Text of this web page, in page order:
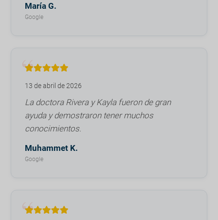
María G.
Google
13 de abril de 2026
La doctora Rivera y Kayla fueron de gran
ayuda y demostraron tener muchos
conocimientos.
Muhammet K.
Google